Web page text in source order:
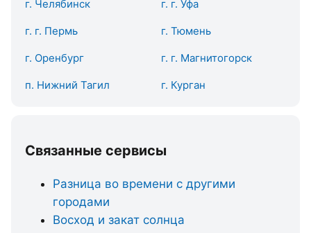
г. Челябинск г. г. Уфа
г. г. Пермь г. Тюмень
г. Оренбург г. г. Магнитогорск
п. Нижний Тагил г. Курган
Связанные сервисы
Разница во времени с другими
городами
Восход и закат солнца